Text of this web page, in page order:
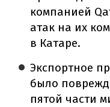
компанией
атак на их
в Катаре.
Экспортное
было
пятой части